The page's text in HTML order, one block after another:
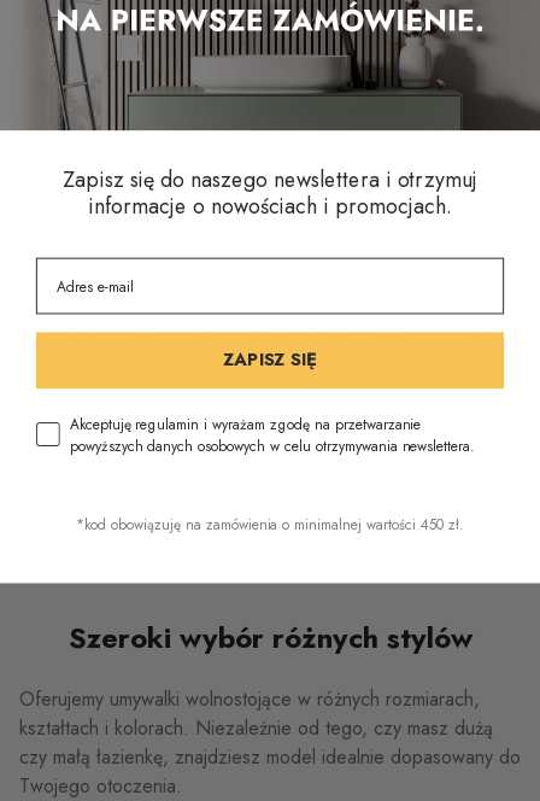
gwarantują trwałość i niezawodność. Ich staranne
wykończenie sprawia, że są łatwe w utrzymaniu i wytrzymałe,
dzięki czemu możesz cieszyć się swoją inwestycją przez
długie lata. Poznaj również ofertę naszych
Łatwość użytkowania:
sprawia, że są one łatwe w codziennym użytkowaniu. Ich
wysokość i kształt zostały zaprojektowane tak, aby zapewnić
maksymalny komfort, dzięki czemu każda chwila spędzona w
łazience jest jeszcze przyjemniejsza.
Każda umywalka została zaprojektowana tak, aby uprościć
instalacja naszych umywalek stojących jest niezwykle prosta,
Szeroki wybór różnych stylów
Oferujemy umywalki wolnostojące w różnych rozmiarach,
kształtach i kolorach. Niezależnie od tego, czy masz dużą
czy małą łazienkę, znajdziesz model idealnie dopasowany do
Twojego otoczenia.
Zapisz się do naszego newslettera i otrzymuj
informacje o nowościach i promocjach.
ZAPISZ SIĘ
Akceptuję regulamin i wyrażam zgodę na przetwarzanie
powyższych danych osobowych w celu otrzymywania newslettera.
*kod obowiązuję na zamówienia o minimalnej wartości 450 zł.